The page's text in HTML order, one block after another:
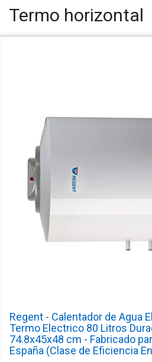
Termo horizontal
Regent - Calentador de Agua
Termo Electrico 80 Litros
74.8x45x48 cm - Fabricado
España (Clase de Eficiencia